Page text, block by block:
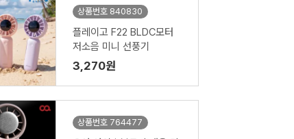
상품번호 840830
플레이고 F22 BLDC모터
저소음 미니 선풍기
3,270원
상품번호 764477